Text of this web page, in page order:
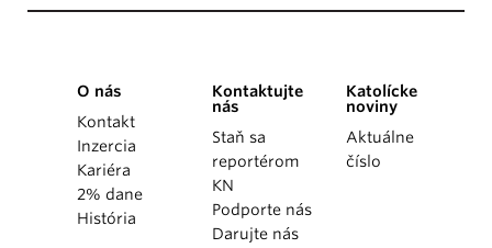
O nás
Kontakt
Inzercia
Kariéra
2% dane
História
Kontaktujte
nás
Staň sa
reportérom
KN
Podporte nás
Darujte nás
Katolícke
noviny
Aktuálne
číslo